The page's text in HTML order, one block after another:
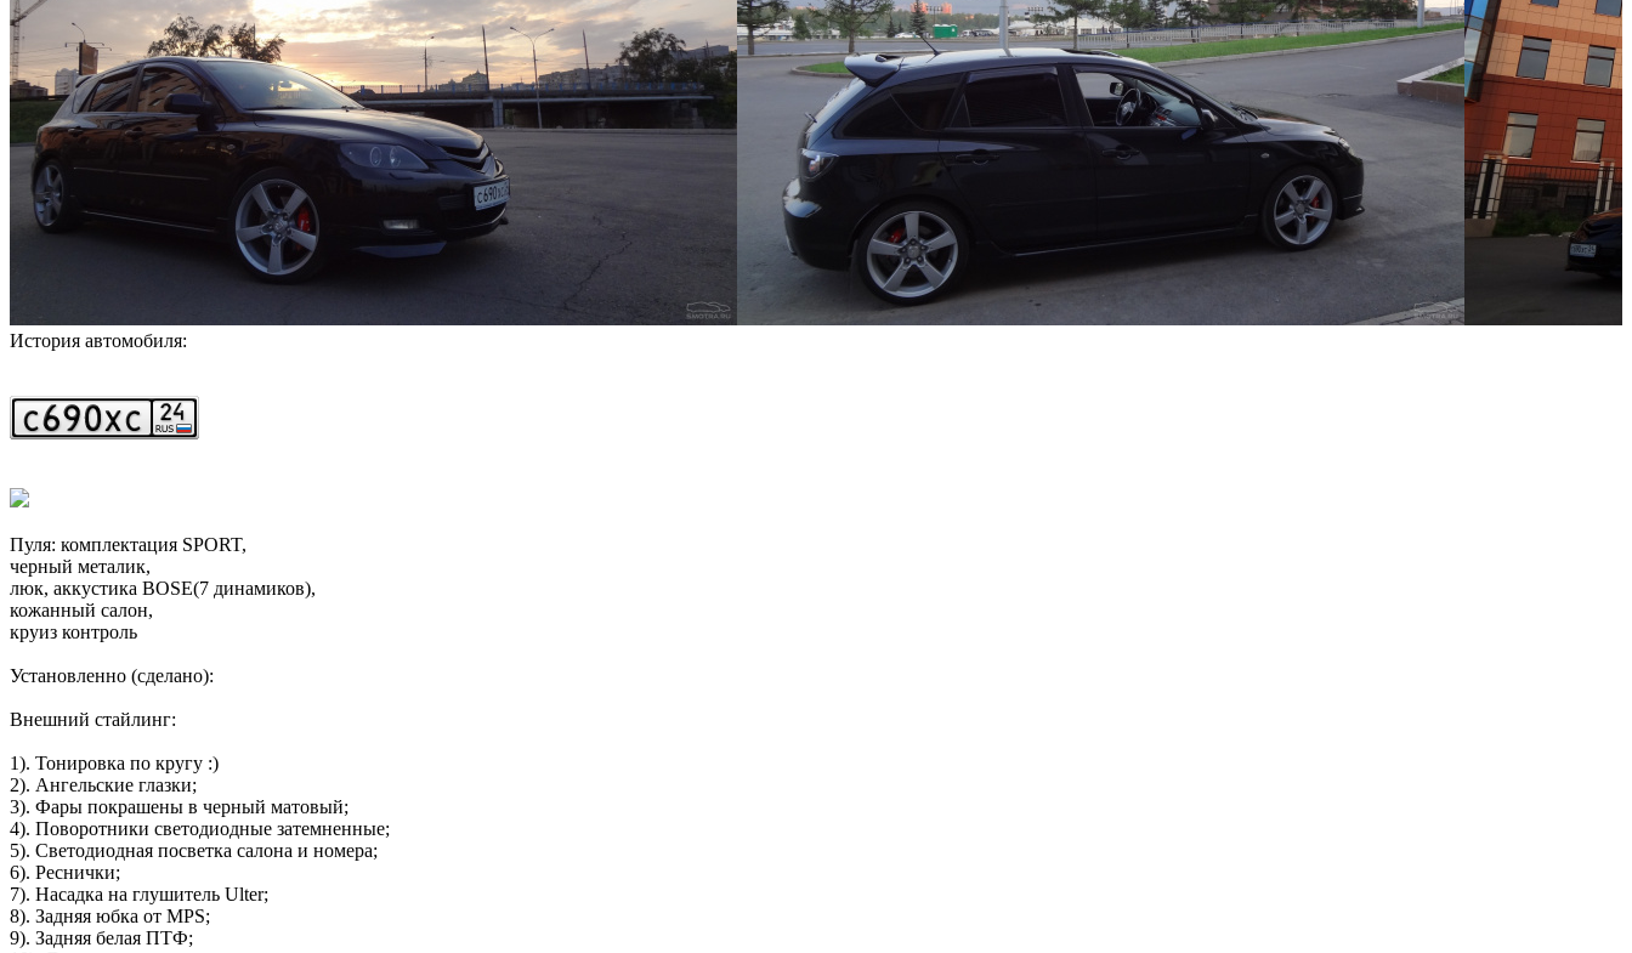
История автомобиля:
Пуля: комплектация SPORT,
черный металик,
люк, аккустика BOSE(7 динамиков),
кожанный салон,
круиз контроль
Установленно (сделано):
Внешний стайлинг:
1). Тонировка по кругу :)
2). Ангельские глазки;
3). Фары покрашены в черный матовый;
4). Поворотники светодиодные затемненные;
5). Светодиодная посветка салона и номера;
6). Реснички;
7). Насадка на глушитель Ulter;
8). Задняя юбка от MPS;
9). Задняя белая ПТФ;